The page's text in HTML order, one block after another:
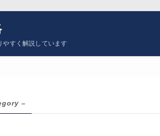
やすく解説しています
–